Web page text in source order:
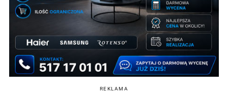
REKLAMA